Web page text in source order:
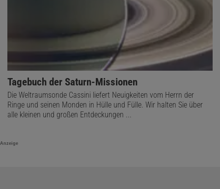
Tagebuch der Saturn-Missionen
Die Weltraumsonde Cassini liefert Neuigkeiten vom Herrn der
Ringe und seinen Monden in Hülle und Fülle. Wir halten Sie über
alle kleinen und großen Entdeckungen ...
Anzeige